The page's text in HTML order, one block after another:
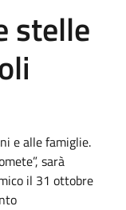
stelle
e alle famiglie.
sarà
il 31 ottobre